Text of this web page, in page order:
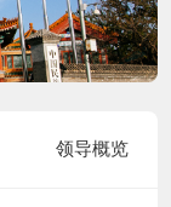
领导概览